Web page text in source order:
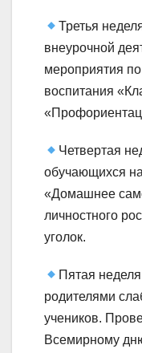
Третья
внеурочной
мероприятия
воспитания
Четвертая
обучающихся
«Домашнее
личностного
уголок.
Пятая
родителями
учеников.
Всемирному